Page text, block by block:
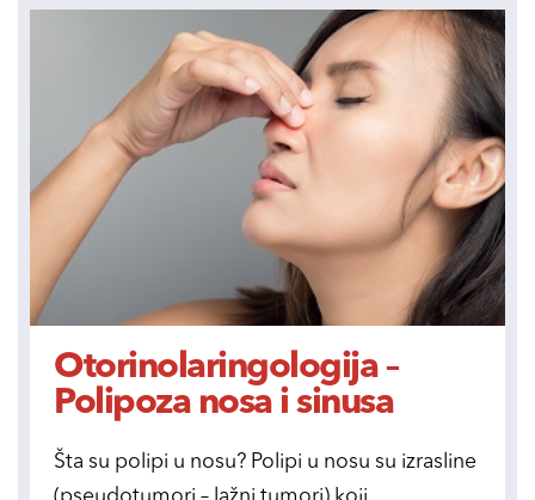
Otorinolaringologija –
Polipoza nosa i sinusa
Šta su polipi u nosu? Polipi u nosu su izrasline